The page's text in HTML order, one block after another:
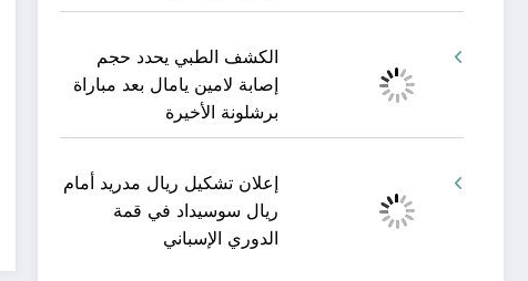
الكشف الطبي يحدد حجم
إصابة لامين يامال بعد مباراة
برشلونة الأخيرة
إعلان تشكيل ريال مدريد أمام
ريال سوسيداد في قمة
الدوري الإسباني